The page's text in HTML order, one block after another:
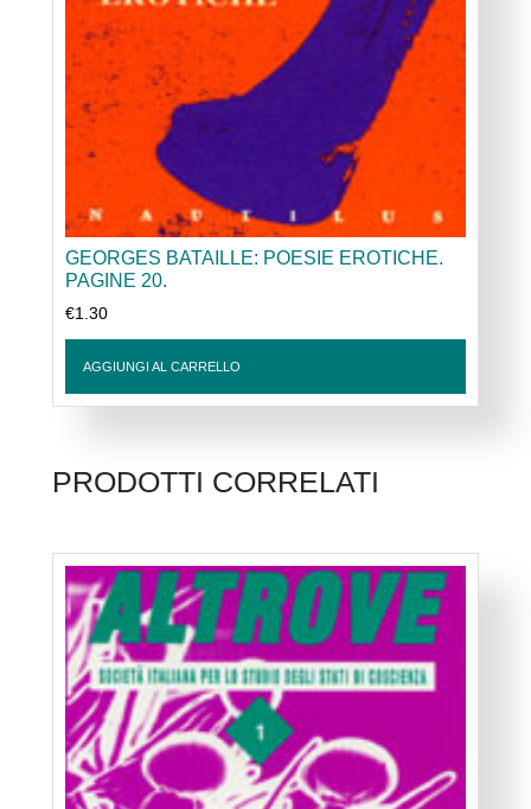
GEORGES BATAILLE: POESIE EROTICHE.
PAGINE 20.
€1.30
AGGIUNGI AL CARRELLO
PRODOTTI CORRELATI